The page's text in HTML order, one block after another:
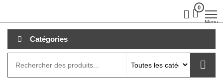
au
contenu
0
Menu
Catégories